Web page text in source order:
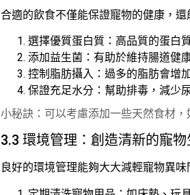
合適的飲食不僅能保證寵物的健康，還
選擇優質蛋白質：高品質的蛋白
添加益生菌：有助於維持腸道健
控制脂肪攝入：過多的脂肪會增
保證充足水分：幫助排毒，減少
小秘訣：可以考慮添加一些天然食材
3.3 環境管理：創造清新的寵物
良好的環境管理能夠大大減輕寵物異味